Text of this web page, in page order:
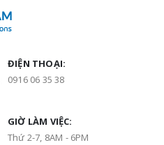
ĐIỆN THOẠI:
0916 06 35 38
GIỜ LÀM VIỆC:
Thứ 2-7, 8AM - 6PM